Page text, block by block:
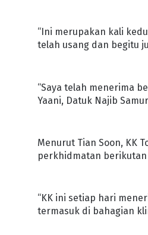
“Ini merupakan kali
telah usang dan begitu
“Saya telah menerima
Yaani, Datuk Najib
Menurut Tian Soon, KK
perkhidmatan berikutan
“KK ini setiap hari
termasuk di bahagian